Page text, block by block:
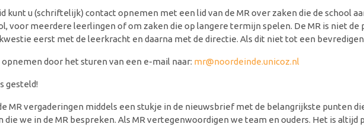
kunt u (schriftelijk) contact opnemen met een lid van de MR over zaken die de school
voor meerdere leerlingen of om zaken die op langere termijn spelen. De MR is niet
eerst met de leerkracht en daarna met de directie. Als dit niet tot een
door het sturen van een e-mail naar: mr@noordeinde.unicoz.nl
gesteld!
MR vergaderingen middels een stukje in de nieuwsbrief met de belangrijkste punten
die we in de MR bespreken. Als MR vertegenwoordigen we team en ouders. Het is